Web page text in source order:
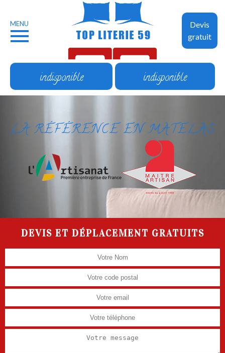
Devis
gratuit
MENU
indisponible indisponible
LA RÉFÉRENCE EN MATELAS
DEVIS ET DÉPLACEMENT GRATUITS